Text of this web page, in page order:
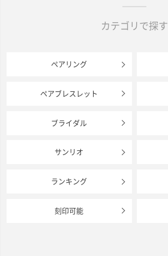
カテゴリで探す
ペアリング
ペアブレスレット
ブライダル
サンリオ
ランキング
刻印可能